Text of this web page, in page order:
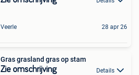
Veerle 28 apr 26
Gras grasland gras op stam
Zie omschrijving Details